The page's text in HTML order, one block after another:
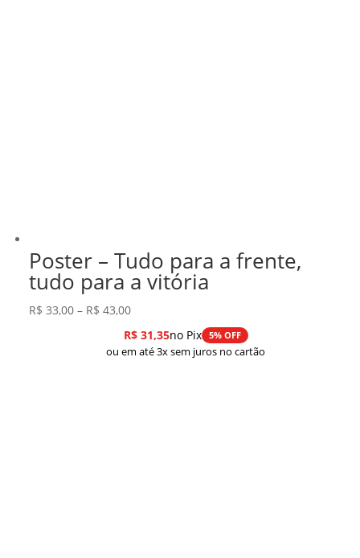
Poster – Tudo para a frente,
tudo para a vitória
R$ 33,00 – R$ 43,00Faixa
de
preço:
R$31,35no Pix 5% OFF
ou em até 3x sem juros no cartão